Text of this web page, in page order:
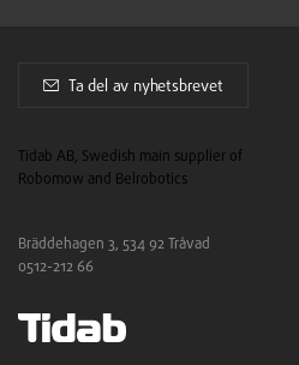
Ta del av nyhetsbrevet
Tidab AB, Swedish main supplier of
Robomow and Belrobotics
Bräddehagen 3, 534 92 Tråvad
0512-212 66